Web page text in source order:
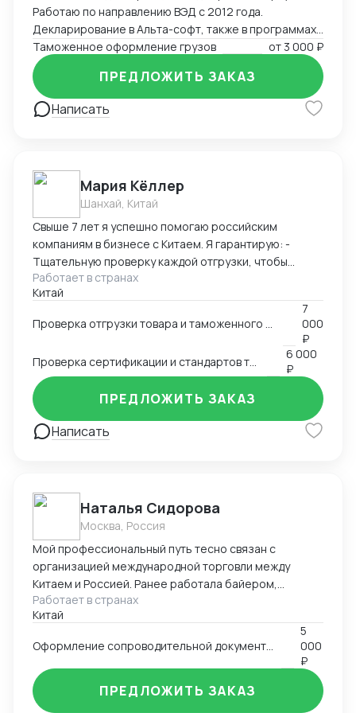
НДС, что делает сотрудничество с нами ещё более
выгодным. Сотрудничая с ТОО «ВИТАЛИФТ», вы
получаете: Надёжного партнёра с репутацией;
Прямой доступ к китайским заводам (в частности Fuji
Precision); Полное сопровождение на всех этапах
закупки; Ускоренную логистику через Казахстан;
Финансовую гибкость и прозрачность расчётов.
Работаю по направлению ВЭД с 2012 года.
Декларирование в Альта-софт, также в программах
1C, офис. Занимаюсь также статистическим
Таможенное оформление грузов от 3 000 ₽
Написать
ПРЕДЛОЖИТЬ ЗАКАЗ
Мария Кёллер
Шанхай, Китай
Свыше 7 лет я успешно помогаю российским
компаниям в бизнесе с Китаем. Я гарантирую: -
Тщательную проверку каждой отгрузки, чтобы
предотвратить потери и проблемы с таможенным
оформлением. - Качественную консультацию и
поддержку в вопросах ВЭД, чтобы клиенты смогли
избежать ошибок. - Гибкий подход и возможность
приезда в любой город Китая по запросу клиента,
чтобы обеспечить полный контроль над процессом
отгрузки.
Работает в странах
Китай
Проверка отгрузки товара и таможенного оформления и консультации по вопросам ВЭД
7
000
₽
6 000
₽
Написать
ПРЕДЛОЖИТЬ ЗАКАЗ
Наталья Сидорова
Москва, Россия
Мой профессиональный путь тесно связан с
организацией международной торговли между
Китаем и Россией. Ранее работала байером,
отправляла на территорию РФ товары различных
ниш (детские товары, одежда, мебель, техника).
Самостоятельно занималась поиском товаров на
китайских площаках, вела переговоры с фабриками и
организовывала логистику. В настоящее время я
работаю в автосалоне «AutoLuxUnion», где
полностью сопровождаю вопросы импорта: от
Работает в странах
Китай
Оформление сопроводительной документации для таможенных органов РФ
5
000
₽
ПРЕДЛОЖИТЬ ЗАКАЗ